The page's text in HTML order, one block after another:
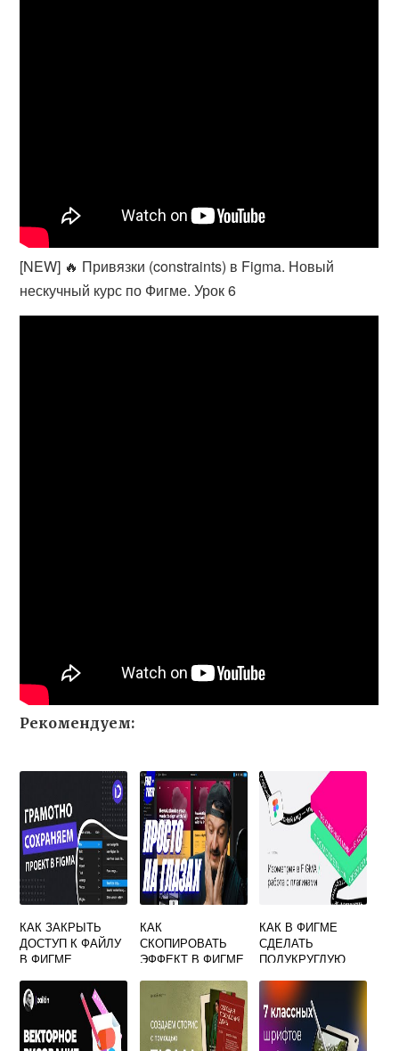
[NEW] 🔥 Привязки (constraints) в Figma. Новый
нескучный курс по Фигме. Урок 6
Рекомендуем:
КАК ЗАКРЫТЬ
ДОСТУП К ФАЙЛУ
В ФИГМЕ
КАК
СКОПИРОВАТЬ
ЭФФЕКТ В ФИГМЕ
КАК В ФИГМЕ
СДЕЛАТЬ
ПОЛУКРУГЛУЮ